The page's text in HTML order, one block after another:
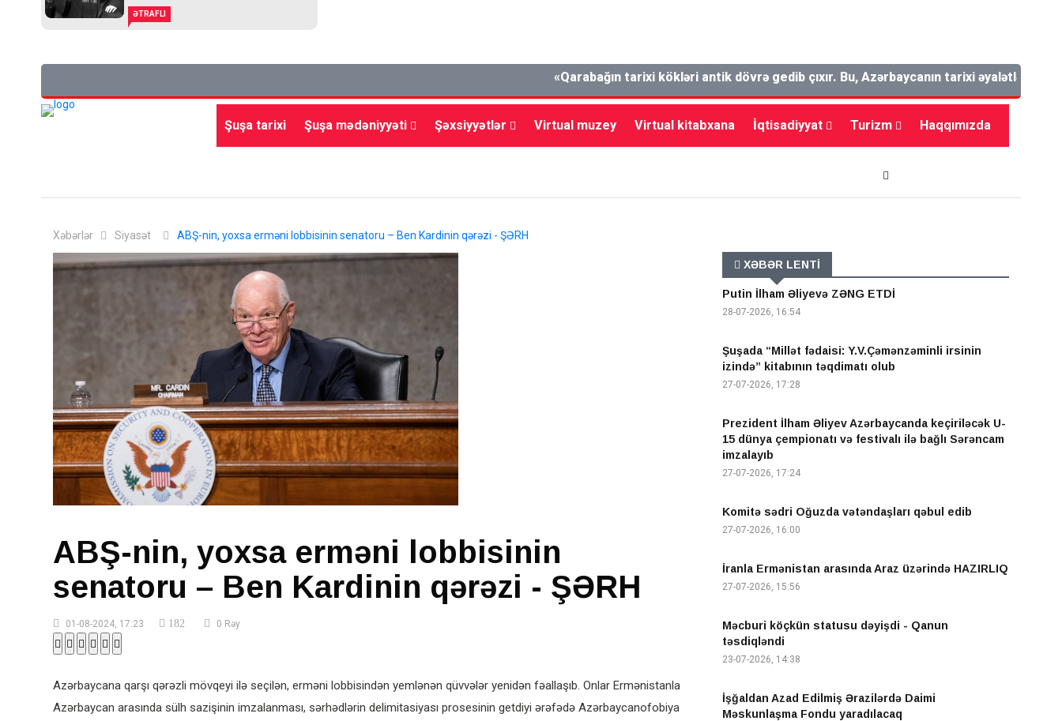
ƏTRAFLI
«Qarabağın tarixi kökləri antik dövrə gedib çıxır. Bu, Azərbaycanın tarixi əyalətlərindən
Şuşa tarixi Şuşa mədəniyyəti Şəxsiyyətlər Virtual muzey Virtual kitabxana İqtisadiyyat Turizm Haqqımızda
Xəbərlər Siyasət ABŞ-nin, yoxsa erməni lobbisinin senatoru – Ben Kardinin qərəzi - ŞƏRH
ABŞ-nin, yoxsa erməni lobbisinin
senatoru – Ben Kardinin qərəzi - ŞƏRH
01-08-2024, 17:23 182 0 Rəy
Azərbaycana qarşı qərəzli mövqeyi ilə seçilən, erməni lobbisindən yemlənən qüvvələr yenidən fəallaşıb. Onlar Ermənistanla
Azərbaycan arasında sülh sazişinin imzalanması, sərhədlərin delimitasiyası prosesinin getdiyi ərəfədə Azərbaycanofobiya
XƏBƏR LENTİ
Putin İlham Əliyevə ZƏNG ETDİ
28-07-2026, 16:54
Şuşada “Millət fədaisi: Y.V.Çəmənzəminli irsinin
izində” kitabının təqdimatı olub
27-07-2026, 17:28
Prezident İlham Əliyev Azərbaycanda keçiriləcək U-
15 dünya çempionatı və festivalı ilə bağlı Sərəncam
imzalayıb
27-07-2026, 17:24
Komitə sədri Oğuzda vətəndaşları qəbul edib
27-07-2026, 16:00
İranla Ermənistan arasında Araz üzərində HAZIRLIQ
27-07-2026, 15:56
Məcburi köçkün statusu dəyişdi - Qanun
təsdiqləndi
23-07-2026, 14:38
İşğaldan Azad Edilmiş Ərazilərdə Daimi
Məskunlaşma Fondu yaradılacaq